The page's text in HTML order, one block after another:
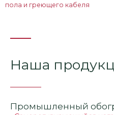
пола и греющего кабеля
Наша
Промышленный